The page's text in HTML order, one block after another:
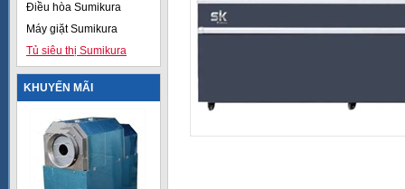
Điều hòa Sumikura
Máy giặt Sumikura
Tủ siêu thị Sumikura
KHUYẾN MÃI